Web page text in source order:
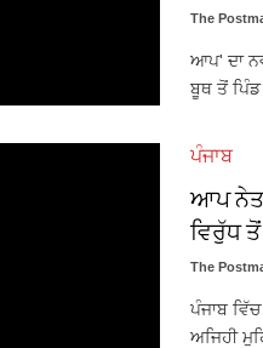
The
ਆਪ' ਦਾ
ਬੂਥ ਤੋਂ
ਪੰਜਾਬ
ਆਪ
ਵਿਰੁੱਧ
The
ਪੰਜਾਬ
ਅਜਿਹੀ